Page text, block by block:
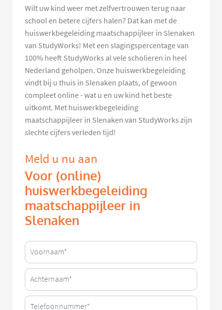
Wilt uw kind weer met zelfvertrouwen terug naar
school en betere cijfers halen? Dat kan met de
huiswerkbegeleiding maatschappijleer in Slenaken
van StudyWorks! Met een slagingspercentage van
100% heeft StudyWorks al vele scholieren in heel
Nederland geholpen. Onze huiswerkbegeleiding
vindt bij u thuis in Slenaken plaats, of gewoon
compleet online - wat u en uw kind het beste
uitkomt. Met huiswerkbegeleiding
maatschappijleer in Slenaken van StudyWorks zijn
slechte cijfers verleden tijd!
Meld u nu aan
Voor (online)
huiswerkbegeleiding
maatschappijleer in
Slenaken